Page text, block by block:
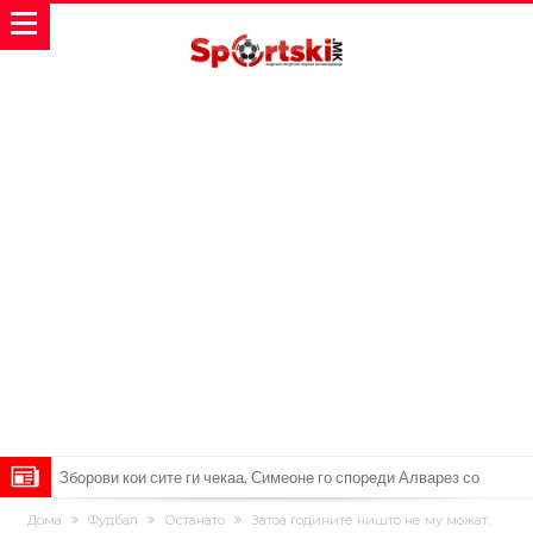
Зборови кои сите ги чекаа, Симеоне го спореди Алварез со
Гризман
Реал Мадрид ја прекинува потрагата по нов играч за врска
Дома Фудбал Останато
Затоа годините ништо не му можат: